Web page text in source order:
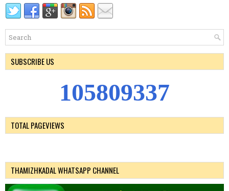
SUBSCRIBE US
105809337
TOTAL PAGEVIEWS
THAMIZHKADAL WHATSAPP CHANNEL